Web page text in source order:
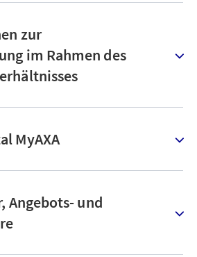
zur
im Rahmen des
MyAXA
Angebots- und